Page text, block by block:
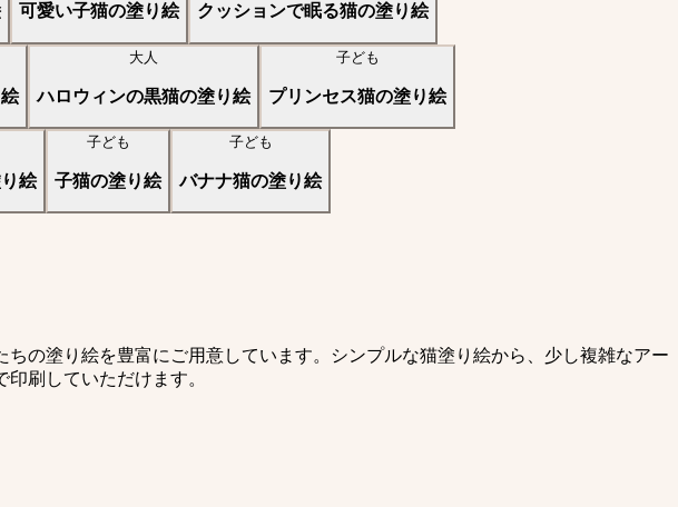
可愛い子猫の塗り絵 クッションで眠る猫の塗り絵
大人
ハロウィンの黒猫の塗り絵
子ども
プリンセス猫の塗り絵
絵
子ども
子猫の塗り絵
子ども
バナナ猫の塗り絵
の塗り絵を豊富にご用意しています。シンプルな猫塗り絵から、少し複雑なアー
刷していただけます。